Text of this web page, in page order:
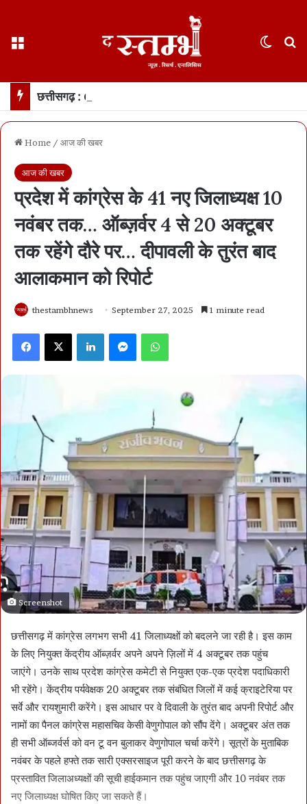
Home / आज की खबर
आज की खबर
प्रदेश में कांग्रेस के 41 नए जिलाध्यक्ष 10
नवंबर तक… ऑब्ज़र्वर 4 से 20 अक्टूबर
तक रहेंगे दौरे पर… दीपावली के तुरंत बाद
आलाकमान को रिपोर्ट
thestambhnews September 27, 2025 1 minute read
Facebook X LinkedIn
Screenshot
छत्तीसगढ़ में कांग्रेस लगभग सभी 41 जिलाध्यक्षों को बदलने जा रही है। इस काम
के लिए नियुक्त केंद्रीय ऑब्ज़र्वर अपने अपने ज़िलों में 4 अक्टूबर तक पहुंच
जाएंगे। उनके साथ प्रदेश कांग्रेस कमेटी से नियुक्त एक-एक प्रदेश पदाधिकारी
भी रहेंगे। केंद्रीय पर्यवेक्षक 20 अक्टूबर तक संबंधित जिलों में कई क्राइटेरिया पर
सर्वे और रायशुमारी करेंगे। इस आधार पर वे दिवाली के तुरंत बाद अपनी रिपोर्ट और
नामों का पैनल कांग्रेस महासचिव केसी वेणुगोपाल को सौंप देंगे। अक्टूबर अंत तक
ही सभी ऑब्जर्वर्स को वन टू वन बुलाकर वेणुगोपाल चर्चा करेंगे। सूत्रों के मुताबिक
नवंबर के पहले हफ्ते तक सारी एक्सरसाइज पूरी करने के बाद छत्तीसगढ़ के
प्रस्तावित जिलाअध्यक्षों की सूची हाईकमान तक पहुंच जाएगी और 10 नवंबर तक
नए जिलाध्यक्ष घोषित किए जा सकते हैं।